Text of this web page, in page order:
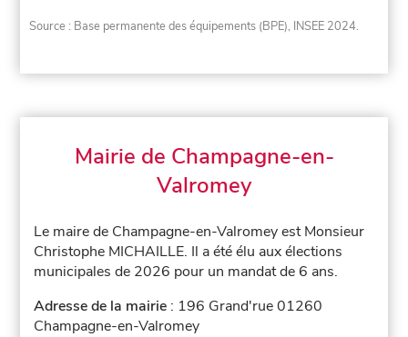
Source : Base permanente des équipements (BPE), INSEE 2024.
Mairie de Champagne-en-
Valromey
Le maire de Champagne-en-Valromey est Monsieur
Christophe MICHAILLE. Il a été élu aux élections
municipales de 2026 pour un mandat de 6 ans.
Adresse de la mairie : 196 Grand'rue 01260
Champagne-en-Valromey